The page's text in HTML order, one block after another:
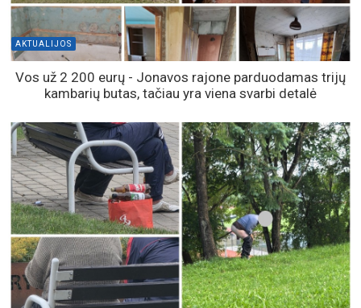
AKTUALIJOS
Vos už 2 200 eurų - Jonavos rajone parduodamas trijų
kambarių butas, tačiau yra viena svarbi detalė